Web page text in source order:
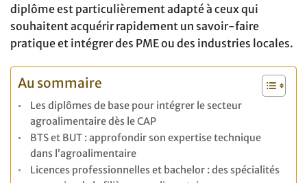
diplôme est particulièrement adapté à ceux qui
souhaitent acquérir rapidement un savoir-faire
pratique et intégrer des PME ou des industries locales.
Au sommaire
Les diplômes de base pour intégrer le secteur
agroalimentaire dès le CAP
BTS et BUT : approfondir son expertise technique
dans l’agroalimentaire
Licences professionnelles et bachelor : des spécialités